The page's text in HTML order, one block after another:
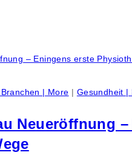
| More | Gesundheit |
Neueröffnung